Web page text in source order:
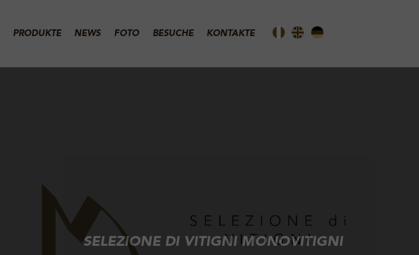
PRODUKTE NEWS FOTO BESUCHE KONTAKTE
SELEZIONE DI VITIGNI MONOVITIGNI